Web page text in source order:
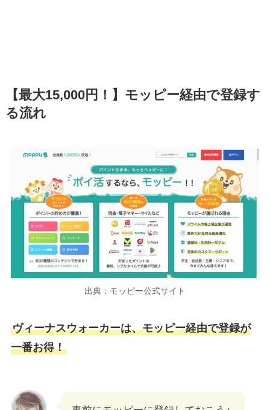
【最大15,000円！】モッピー経由で登録す
る流れ
出典：モッピー公式サイト
ヴィーナスウォーカーは、モッピー経由で登録が
一番お得！